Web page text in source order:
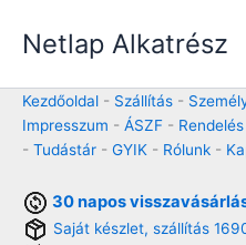
Netlap Alkatrész
Kezdőoldal - Szállítás -
Impresszum - ÁSZF -
- Tudástár - GYIK - Rólunk -
30 napos
Saját készlet, szállítás